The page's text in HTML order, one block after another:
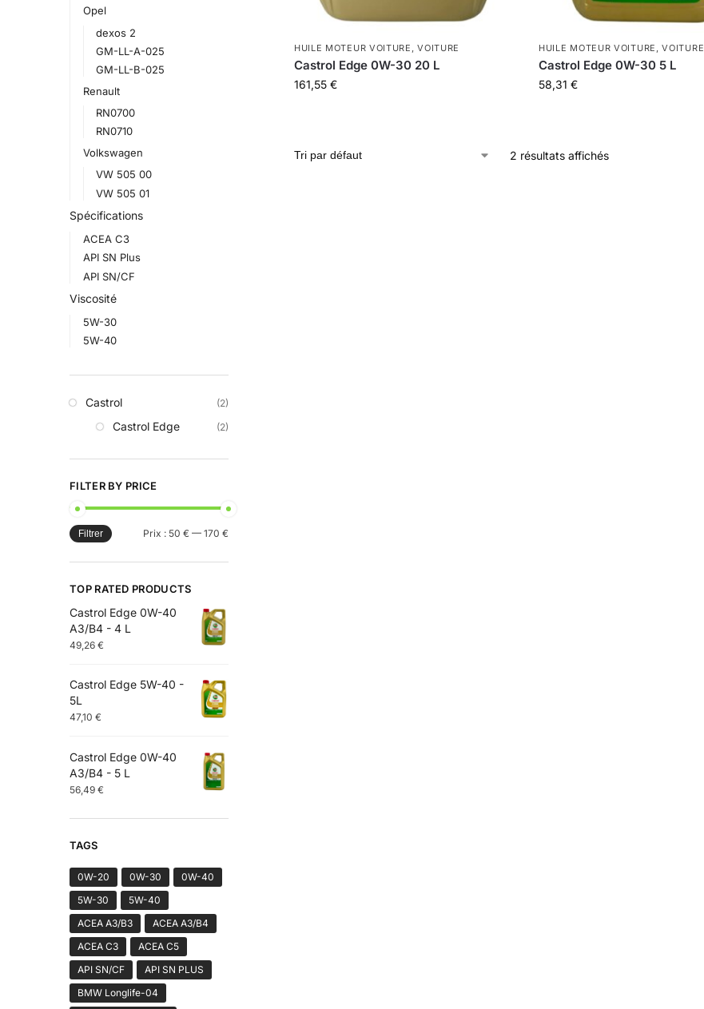
HUILE MOTEUR VOITURE ,VOITURE
Castrol Edge 0W-30 20 L
161,55 €
HUILE MOTEUR VOITURE ,VOITURE
Castrol Edge 0W-30 5 L
58,31 €
2 résultats affichés
Opel
dexos 2
GM-LL-A-025
GM-LL-B-025
Renault
RN0700
RN0710
Volkswagen
VW 505 00
VW 505 01
Spécifications
ACEA C3
API SN Plus
API SN/CF
Viscosité
5W-30
5W-40
Castrol (2)
Castrol Edge (2)
FILTER BY PRICE
Filtrer Prix : 50 € — 170 €
TOP RATED PRODUCTS
Castrol Edge 0W-40
A3/B4 - 4 L
49,26 €
Castrol Edge 5W-40 -
5L
47,10 €
Castrol Edge 0W-40
A3/B4 - 5 L
56,49 €
TAGS
0W-20 0W-30
0W-40
5W-30
5W-40
ACEA A3/B3
ACEA A3/B4
ACEA C3
ACEA C5
API SN/CF
API SN PLUS
BMW Longlife-04